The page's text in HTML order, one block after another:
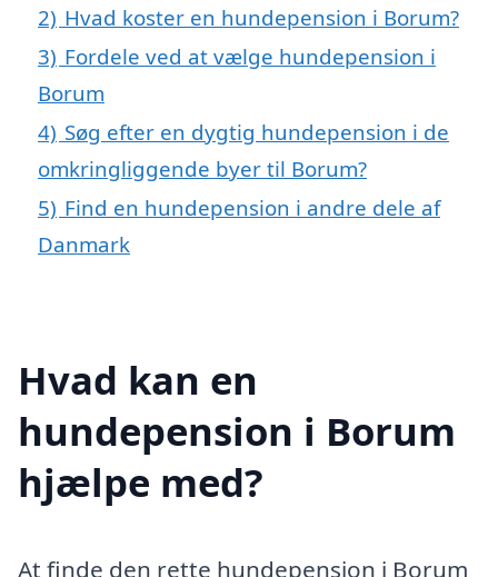
2) Hvad koster en hundepension i Borum?
3) Fordele ved at vælge hundepension i
Borum
4) Søg efter en dygtig hundepension i de
omkringliggende byer til Borum?
5) Find en hundepension i andre dele af
Danmark
Hvad kan en
hundepension i Borum
hjælpe med?
At finde den rette hundepension i Borum